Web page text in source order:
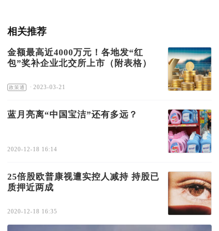
相关推荐
金额最高近4000万元！各地发“红
包”奖补企业北交所上市（附表格）
政策通 · 2023-03-21
蓝月亮离“中国宝洁”还有多远？
2020-12-18 16:14
25倍股欧普康视遭实控人减持 持股已
质押近两成
2020-12-18 16:35